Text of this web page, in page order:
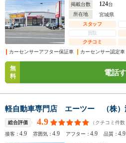
掲載台数 124台
所在地
宮城県
スタッフ
買取
クチコミ
カーセンサーアフター保証車
カーセンサー認定車
無
料
電話
軽自動車専門店 エーツー （株）
総合評価 4.9 （クチコミ件数
接客：4.9 雰囲気：4.9 アフター：4.9 品質：4.9